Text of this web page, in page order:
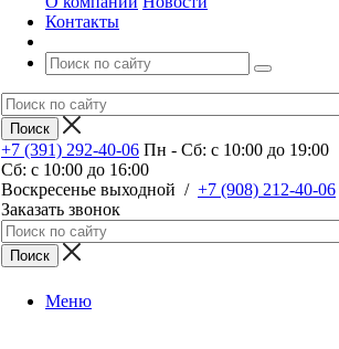
Контакты
+7 (391) 292-40-06 Пн - Сб: c 10:00 до 19:00
Сб: c 10:00 до 16:00
​Воскресенье выходной / +7 (908) 212-40-06
Заказать звонок
Меню